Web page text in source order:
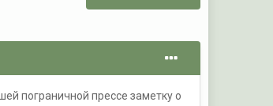
пограничной прессе заметку о